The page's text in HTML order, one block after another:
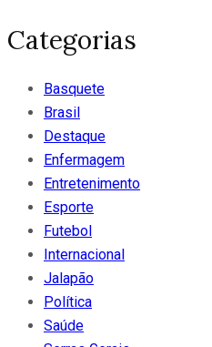
Categorias
Basquete
Brasil
Destaque
Enfermagem
Entretenimento
Esporte
Futebol
Internacional
Jalapão
Política
Saúde